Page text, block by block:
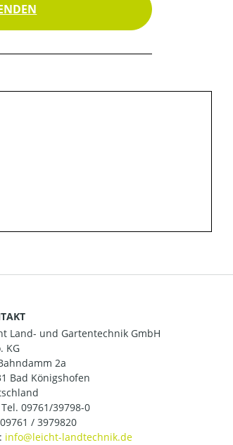
Land- und Gartentechnik GmbH
KG
2a
Bad Königshofen
Tel. 09761/39798-0
/ 3979820